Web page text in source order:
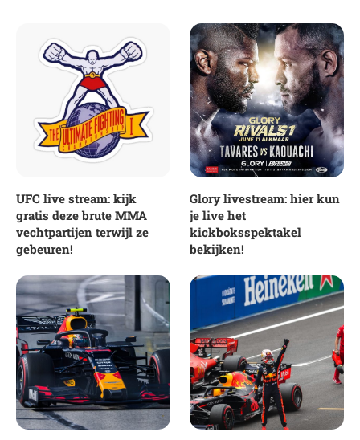
UFC live stream: kijk
gratis deze brute MMA
vechtpartijen terwijl ze
gebeuren!
Glory livestream: hier kun
je live het
kickboksspektakel
bekijken!